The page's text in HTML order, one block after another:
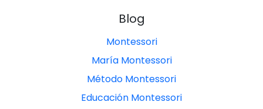
Blog
Montessori
María Montessori
Método Montessori
Educación Montessori